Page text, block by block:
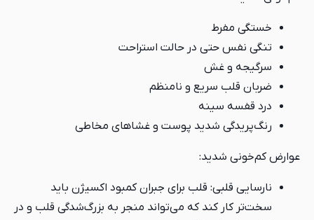
خستگی مفرط
تنگی نفس حتی در حالت استراحت
سرگیجه و غش
ضربان قلب سریع و نامنظم
درد قفسه سینه
رنگ‌پریدگی شدید پوست و غشاهای مخاطی
عوارض کم‌خونی شدید:
نارسایی قلبی: قلب برای جبران کمبود اکسیژن باید
سخت‌تر کار کند که می‌تواند منجر به بزرگ‌شدگی قلب و در